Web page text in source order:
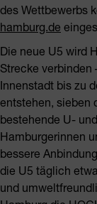
des Wettbewerbs
hamburg.de
Die neue U5 wird
Strecke verbinden
Innenstadt bis zu
entstehen, sieben
bestehende U-
Hamburgerinnen
bessere
die U5 täglich
und